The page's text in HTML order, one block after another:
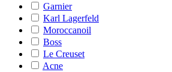
Garnier
Karl Lagerfeld
Moroccanoil
Boss
Le Creuset
Acne